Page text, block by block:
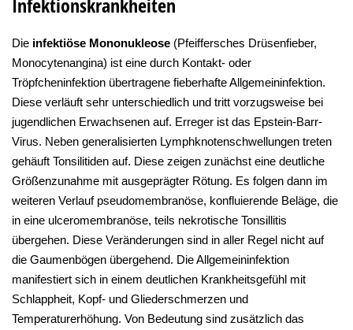
Die infektiöse Mononukleose (Pfeiffersches Drüsenfieber,
Monocytenangina) ist eine durch Kontakt- oder
Tröpfcheninfektion übertragene fieberhafte Allgemeininfektion.
Diese verläuft sehr unterschiedlich und tritt vorzugsweise bei
jugendlichen Erwachsenen auf. Erreger ist das Epstein-Barr-
Virus. Neben generalisierten Lymphknotenschwellungen treten
gehäuft Tonsilitiden auf. Diese zeigen zunächst eine deutliche
Größenzunahme mit ausgeprägter Rötung. Es folgen dann im
weiteren Verlauf pseudomembranöse, konfluierende Beläge, die
in eine ulceromembranöse, teils nekrotische Tonsillitis
übergehen. Diese Veränderungen sind in aller Regel nicht auf
die Gaumenbögen übergehend. Die Allgemeininfektion
manifestiert sich in einem deutlichen Krankheitsgefühl mit
Schlappheit, Kopf- und Gliederschmerzen und
Temperaturerhöhung. Von Bedeutung sind zusätzlich das